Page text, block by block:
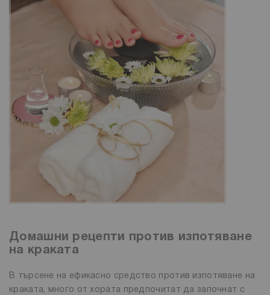
Домашни рецепти против изпотяване
на краката
В търсене на ефикасно средство против изпотяване на
краката, много от хората предпочитат да започнат с